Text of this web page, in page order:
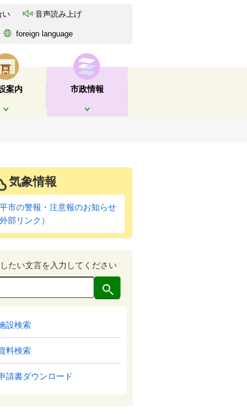
い 音声読み上げ
foreign language
案内 市政情報
気象情報
市の警報・注意報のお知らせ
外部リンク）
たい文言を入力してください
設検索
料検索
請書ダウンロード